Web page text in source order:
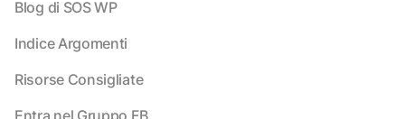
Blog di SOS WP
Indice Argomenti
Risorse Consigliate